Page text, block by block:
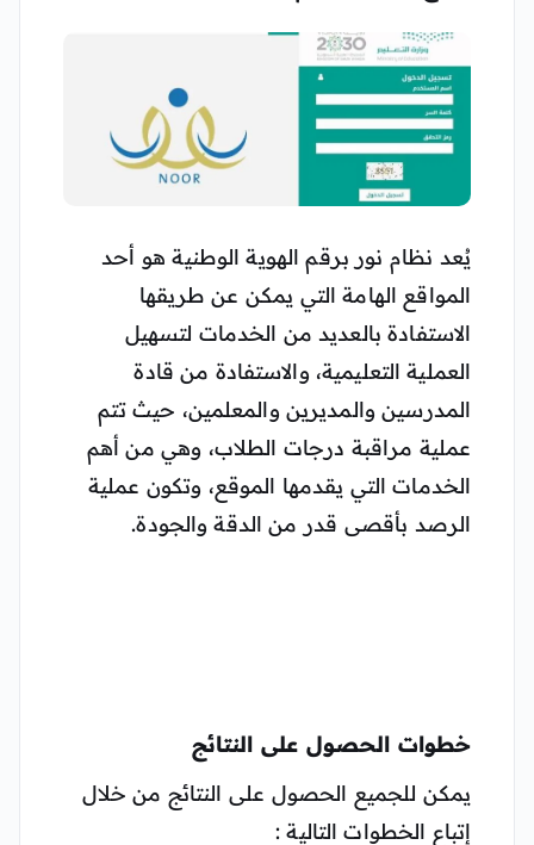
يُعد نظام نور برقم الهوية الوطنية هو أحد
المواقع الهامة التي يمكن عن طريقها
الاستفادة بالعديد من الخدمات لتسهيل
العملية التعليمية، والاستفادة من قادة
المدرسين والمديرين والمعلمين، حيث تتم
عملية مراقبة درجات الطلاب، وهي من أهم
الخدمات التي يقدمها الموقع، وتكون عملية
الرصد بأقصى قدر من الدقة والجودة.
خطوات الحصول على النتائج
يمكن للجميع الحصول على النتائج من خلال
إتباع الخطوات التالية :